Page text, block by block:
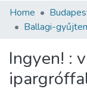
Communities &
Statistics
About us
Home
Ballagi-
Ingyen! :